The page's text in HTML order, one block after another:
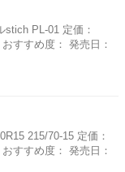
stich PL-01 定価：
すすめ度： 発売日：
215/70-15 定価：
すすめ度： 発売日：